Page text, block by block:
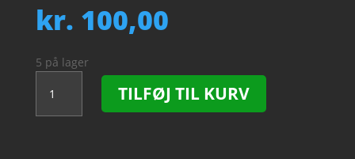
kr. 100,00
5 på lager
Cal.
2412
TILFØJ TIL KURV